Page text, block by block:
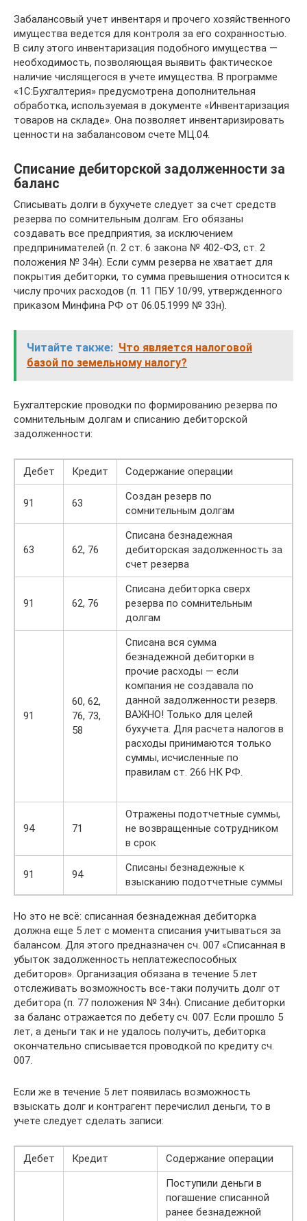
Забалансовый учет инвентаря и прочего хозяйственного
имущества ведется для контроля за его сохранностью.
В силу этого инвентаризация подобного имущества —
необходимость, позволяющая выявить фактическое
наличие числящегося в учете имущества. В программе
«1С:Бухгалтерия» предусмотрена дополнительная
обработка, используемая в документе «Инвентаризация
товаров на складе». Она позволяет инвентаризировать
ценности на забалансовом счете МЦ.04.
Списание дебиторской задолженности за
баланс
Списывать долги в бухучете следует за счет средств
резерва по сомнительным долгам. Его обязаны
создавать все предприятия, за исключением
предпринимателей (п. 2 ст. 6 закона № 402-ФЗ, ст. 2
положения № 34н). Если сумм резерва не хватает для
покрытия дебиторки, то сумма превышения относится к
числу прочих расходов (п. 11 ПБУ 10/99, утвержденного
приказом Минфина РФ от 06.05.1999 № 33н).
Читайте также: Что является налоговой
базой по земельному налогу?
Бухгалтерские проводки по формированию резерва по
сомнительным долгам и списанию дебиторской
задолженности:
Дебет Кредит Содержание операции
91 63
Создан резерв по
сомнительным долгам
63 62, 76
Списана безнадежная
дебиторская задолженность за
счет резерва
91 62, 76
Списана дебиторка сверх
резерва по сомнительным
долгам
91
60, 62,
76, 73,
58
Списана вся сумма
безнадежной дебиторки в
прочие расходы — если
компания не создавала по
данной задолженности резерв.
ВАЖНО! Только для целей
бухучета. Для расчета налогов в
расходы принимаются только
суммы, исчисленные по
правилам ст. 266 НК РФ.
94 71
Отражены подотчетные суммы,
не возвращенные сотрудником
в срок
91 94
Списаны безнадежные к
взысканию подотчетные суммы
Но это не всё: списанная безнадежная дебиторка
должна еще 5 лет с момента списания учитываться за
балансом. Для этого предназначен сч. 007 «Списанная в
убыток задолженность неплатежеспособных
дебиторов». Организация обязана в течение 5 лет
отслеживать возможность все-таки получить долг от
дебитора (п. 77 положения № 34н). Списание дебиторки
за баланс отражается по дебету сч. 007. Если прошло 5
лет, а деньги так и не удалось получить, дебиторка
окончательно списывается проводкой по кредиту сч.
007.
Если же в течение 5 лет появилась возможность
взыскать долг и контрагент перечислил деньги, то в
учете следует сделать записи:
Дебет Кредит Содержание операции
Поступили деньги в
погашение списанной
ранее безнадежной